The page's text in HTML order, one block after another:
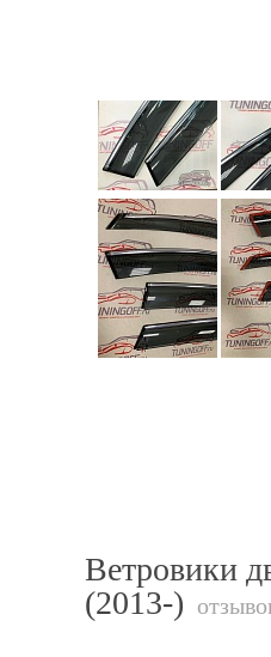
Ветровики
(2013-)